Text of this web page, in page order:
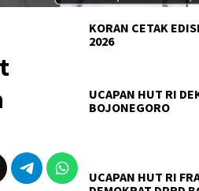
KORAN CETAK
2026
UCAPAN HUT RI
BOJONEGORO
UCAPAN HUT RI